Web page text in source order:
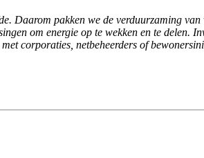
Daarom pakken we de verduurzaming
om energie op te wekken en te delen.
corporaties, netbeheerders of